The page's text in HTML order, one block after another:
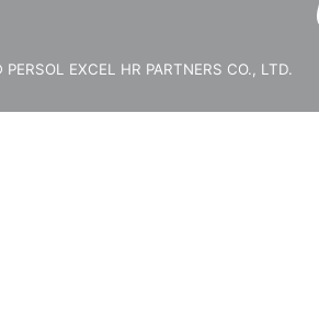
PERSOL EXCEL HR PARTNERS CO., LTD.